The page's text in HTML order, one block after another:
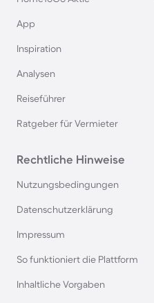
App
Inspiration
Analysen
Reiseführer
Ratgeber für Vermieter
Rechtliche Hinweise
Nutzungsbedingungen
Datenschutzerklärung
Impressum
So funktioniert die Plattform
Inhaltliche Vorgaben